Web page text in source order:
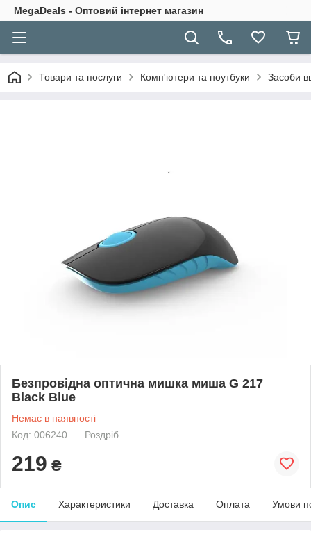
MegaDeals - Оптовий інтернет магазин
Товари та послуги Комп'ютери та ноутбуки Засоби
Безпровідна оптична мишка миша G 217
Black Blue
Немає в наявності
Код: 006240
Роздріб
219 ₴
Опис Характеристики Доставка Оплата Умови